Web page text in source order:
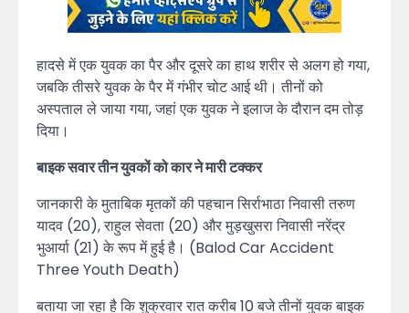
हादसे में एक युवक का पैर और दूसरे का हाथ शरीर से अलग हो गया,
जबकि तीसरे युवक के पैर में गंभीर चोट आई थी। तीनों को
अस्पताल ले जाया गया, जहां एक युवक ने इलाज के दौरान दम तोड़
दिया।
बाइक सवार तीन युवकों को कार ने मारी टक्कर
जानकारी के मुताबिक मृतकों की पहचान सिर्राभाठा निवासी तरुण
यादव (20), राहुल सेवता (20) और मुड़खुसरा निवासी नरेंद्र
भुआर्या (21) के रूप में हुई है। (Balod Car Accident
Three Youth Death)
बताया जा रहा है कि शुक्रवार रात करीब 10 बजे तीनों युवक बाइक